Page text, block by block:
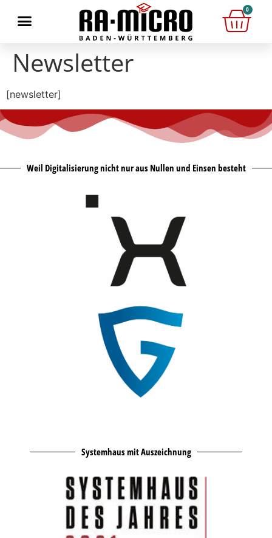
0
Newsletter
[newsletter]
Weil Digitalisierung nicht nur aus Nullen und Einsen besteht
Systemhaus mit Auszeichnung